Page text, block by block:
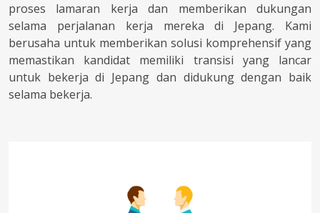
proses lamaran kerja dan memberikan dukungan
selama perjalanan kerja mereka di Jepang. Kami
berusaha untuk memberikan solusi komprehensif yang
memastikan kandidat memiliki transisi yang lancar
untuk bekerja di Jepang dan didukung dengan baik
selama bekerja.